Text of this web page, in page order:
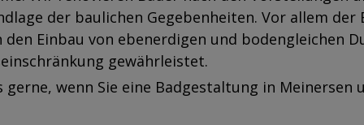
der baulichen Gegebenheiten. Vor allem
den Einbau von ebenerdigen und bodengleichen
gewährleistet.
gerne, wenn Sie eine Badgestaltung in Meinersen